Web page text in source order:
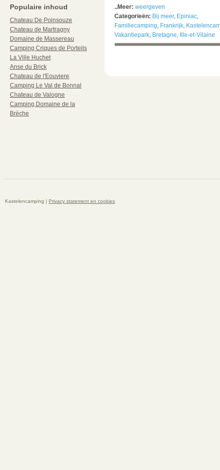
Populaire inhoud
Chateau De Poinsouze
Chateau de Martragny
Domaine de Massereau
Camping Criques de Porteils
La Ville Huchet
Anse du Brick
Chateau de l'Eouviere
Camping Le Val de Bonnal
Chateau de Valogne
Camping Domaine de la
Brèche
..Meer: weergeven
Categorieën: Bij meer, Epiniac,
Familiecamping, Frankrijk,
Vakantiepark, Bretagne, Ille-et-Vilaine
Kastelencamping | Privacy statement en cookies